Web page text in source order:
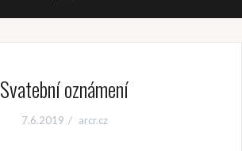
Svatební oznámení
7.6.2019 arcr.cz